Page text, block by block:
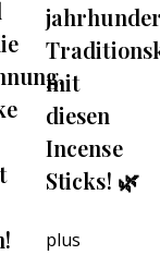
mit
diesen
Incense
Sticks! 🌿
plus